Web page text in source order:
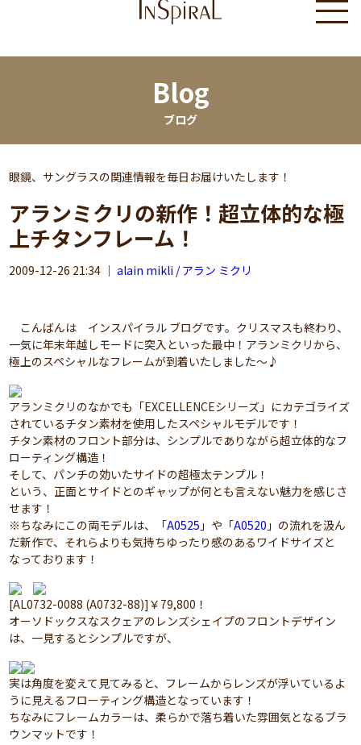
Blog
ブログ
眼鏡、サングラスの関連情報を毎日お届けいたします！
アランミクリの新作！超立体的な極
上チタンフレーム！
2009-12-26 21:34 ｜alain mikli / アラン ミクリ
こんばんは インスパイラル ブログです。クリスマスも終わり、
一気に年末年越しモードに突入といった最中！アランミクリから、
極上のスペシャルなフレームが到着いたしました～♪
アランミクリのなかでも「EXCELLENCEシリーズ」にカテゴライズ
されているチタン素材を使用したスペシャルモデルです！
チタン素材のフロント部分は、シンプルでありながら超立体的なフ
ローティング構造！
そして、パンチの効いたサイドの超極太テンプル！
という、正面とサイドとのギャップが何とも言えない魅力を感じさ
せます！
※ちなみにこの両モデルは、「A0525 」や「A0520 」の流れを汲ん
だ新作で、それらよりも気持ちゆったり感のあるワイドサイズと
なっております！
[AL0732-0088 (A0732-88)]￥79,800！
オーソドックスなスクェアのレンズシェイプのフロントデザイン
は、一見するとシンプルですが、
実は角度を変えて見てみると、フレームからレンズが浮いているよ
うに見えるフローティング構造となっています！
ちなみにフレームカラーは、柔らかで落ち着いた雰囲気となるブラ
ウンマットです！